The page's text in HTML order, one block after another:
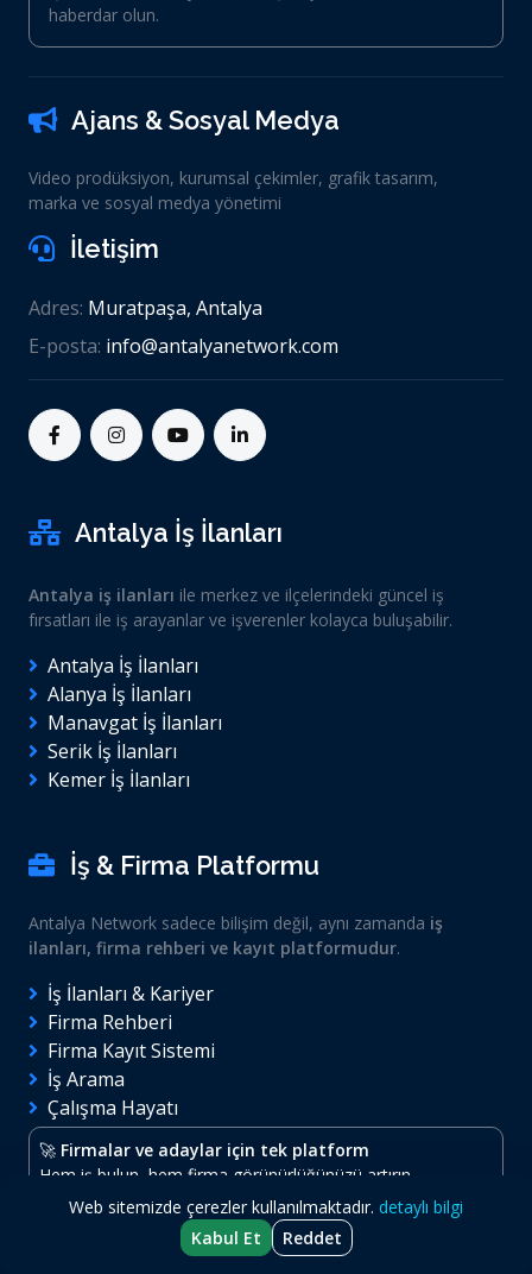
haberdar olun.
Ajans & Sosyal Medya
Video prodüksiyon, kurumsal çekimler, grafik tasarım,
marka ve sosyal medya yönetimi
İletişim
Adres: Muratpaşa, Antalya
E-posta: info@antalyanetwork.com
Antalya İş İlanları
Antalya iş ilanları ile merkez ve ilçelerindeki güncel iş
fırsatları ile iş arayanlar ve işverenler kolayca buluşabilir.
Antalya İş İlanları
Alanya İş İlanları
Manavgat İş İlanları
Serik İş İlanları
Kemer İş İlanları
İş & Firma Platformu
Antalya Network sadece bilişim değil, aynı zamanda iş
ilanları, firma rehberi ve kayıt platformudur.
İş İlanları & Kariyer
Firma Rehberi
Firma Kayıt Sistemi
İş Arama
Çalışma Hayatı
🚀 Firmalar ve adaylar için tek platform
Hem iş bulun, hem firma görünürlüğünüzü artırın.
Antalya Network- Tüm hakları saklıdır.
Web sitemizde çerezler kullanılmaktadır. detaylı bilgi
Kabul Et
Reddet